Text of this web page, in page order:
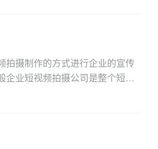
拍摄制作的方式进行企业的宣传
企业短视频拍摄公司是整个短视